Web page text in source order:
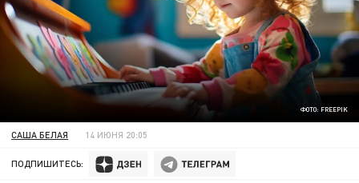
ФОТО: FREEPIK
САША БЕЛАЯ 14 ИЮНЯ 20:05
ПОДПИШИТЕСЬ: